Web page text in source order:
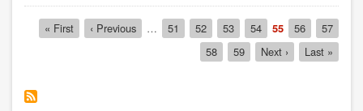
weekend
Parijs
online!
Pagination
First
page
« First
Previous
page
‹ Previous … Page
51 Page
52 Page
53 Page
54
Current
page
55 Page
56 Page
57
Page
58 Page
59
Next
page
Next ›
Last
page
Last »